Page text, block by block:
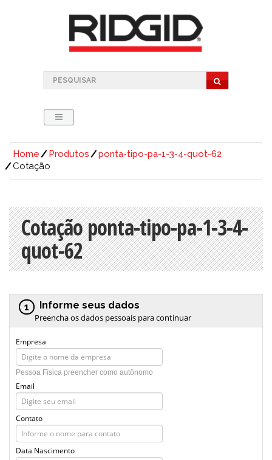
Home Produtos
ponta-tipo-pa-1-3-4-quot-62
Cotação
Cotação ponta-tipo-pa-1-3-4-
quot-62
1 Informe seus dados
Preencha os dados pessoais para continuar
Empresa
Pessoa Física preencher como autônomo
Email
Contato
Data Nascimento